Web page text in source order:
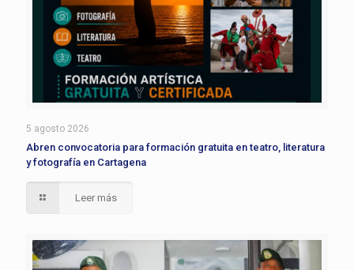
5 agosto 2026
Abren convocatoria para formación gratuita en teatro, literatura
y fotografía en Cartagena
Leer más